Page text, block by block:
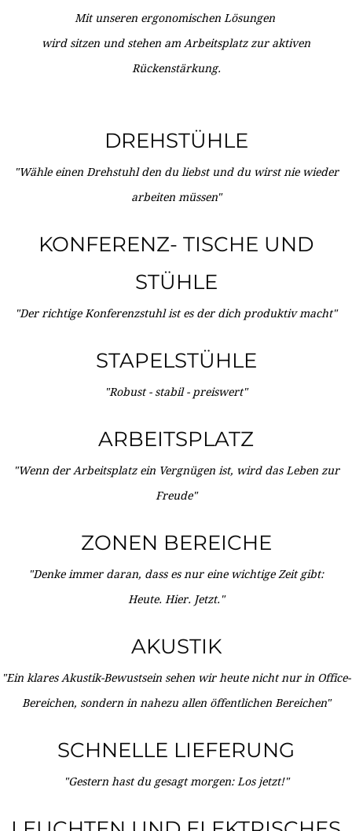
Mit unseren ergonomischen Lösungen
wird sitzen und stehen am Arbeitsplatz zur aktiven
Rückenstärkung.
DREHSTÜHLE
"Wähle einen Drehstuhl den du liebst und du wirst nie wieder
arbeiten müssen"
KONFERENZ- TISCHE UND
STÜHLE
"Der richtige Konferenzstuhl ist es der dich produktiv macht"
STAPELSTÜHLE
"Robust - stabil - preiswert"
ARBEITSPLATZ
"Wenn der Arbeitsplatz ein Vergnügen ist, wird das Leben zur
Freude"
ZONEN BEREICHE
"Denke immer daran, dass es nur eine wichtige Zeit gibt:
Heute. Hier. Jetzt."
AKUSTIK
"Ein klares Akustik-Bewustsein sehen wir heute nicht nur in Office-
Bereichen, sondern in nahezu allen öffentlichen Bereichen"
SCHNELLE LIEFERUNG
"Gestern hast du gesagt morgen: Los jetzt!"